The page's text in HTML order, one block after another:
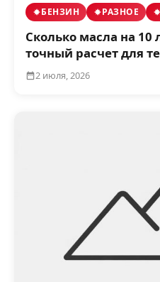
БЕНЗИН РАЗНОЕ
Сколько масла на 10
точный расчет для
2 июля, 2026